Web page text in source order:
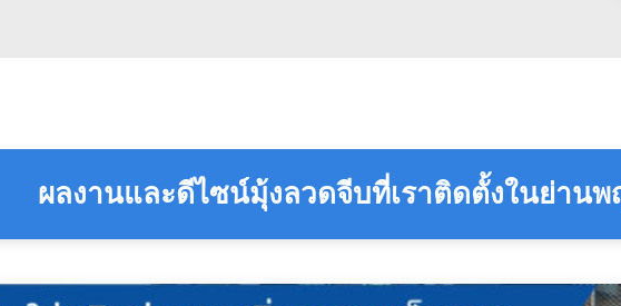
ผลงานและดีไซน์มุ้งลวดจีบที่เราติดตั้งในย่าน